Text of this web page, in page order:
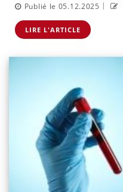
Publié le 05.12.2025 |
LIRE L'ARTICLE